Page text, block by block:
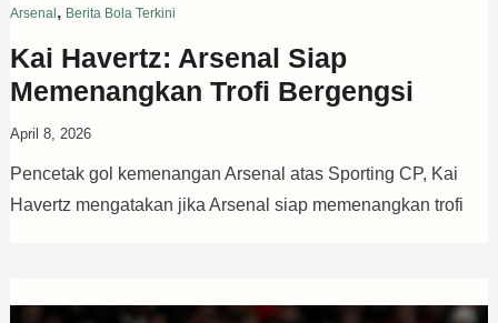
Arsenal, Berita Bola Terkini
Kai Havertz: Arsenal Siap
Memenangkan Trofi Bergengsi
April 8, 2026
Pencetak gol kemenangan Arsenal atas Sporting CP, Kai
Havertz mengatakan jika Arsenal siap memenangkan trofi